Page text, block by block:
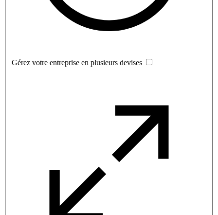
Gérez votre entreprise en plusieurs devises